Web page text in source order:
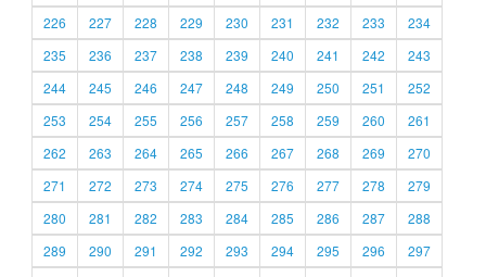
226
227 228 229 230 231 232 233
234
235
236 237 238 239 240 241 242
243
244
245 246 247 248 249 250 251
252
253
254 255 256 257 258 259 260
261
262
263 264 265 266 267 268 269
270
271
272 273 274 275 276 277 278
279
280
281 282 283 284 285 286 287
288
289
290 291 292 293 294 295 296
297